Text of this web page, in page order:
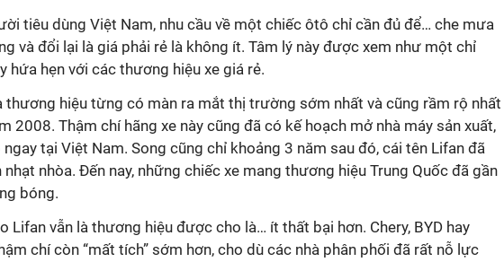
tiêu dùng Việt Nam, nhu cầu về một chiếc ôtô chỉ cần đủ để… che mưa
và đổi lại là giá phải rẻ là không ít. Tâm lý này được xem như một chỉ
hứa hẹn với các thương hiệu xe giá rẻ.
thương hiệu từng có màn ra mắt thị trường sớm nhất và cũng rầm rộ nhất
2008. Thậm chí hãng xe này cũng đã có kế hoạch mở nhà máy sản xuất,
ngay tại Việt Nam. Song cũng chỉ khoảng 3 năm sau đó, cái tên Lifan đã
nhạt nhòa. Đến nay, những chiếc xe mang thương hiệu Trung Quốc đã gần
bóng.
Lifan vẫn là thương hiệu được cho là… ít thất bại hơn. Chery, BYD hay
chí còn “mất tích” sớm hơn, cho dù các nhà phân phối đã rất nỗ lực